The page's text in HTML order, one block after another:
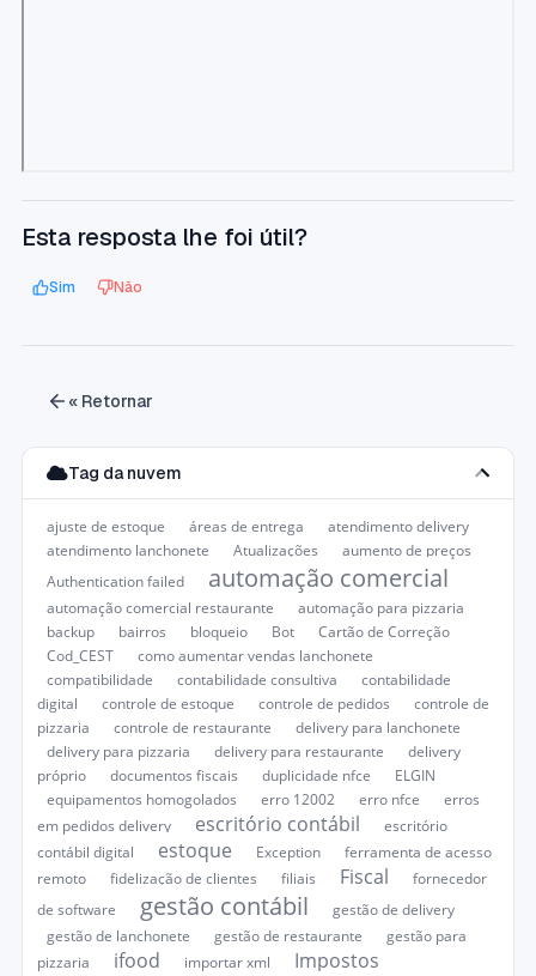
Esta resposta lhe foi útil?
Sim Não
« Retornar
Tag da nuvem
ajuste de estoque áreas de entrega
atendimento delivery
atendimento lanchonete
Atualizações
aumento de preços
Authentication failed
automação comercial
automação comercial restaurante
automação para pizzaria
backup
bairros bloqueio Bot
Cartão de Correção
Cod_CEST
como aumentar vendas lanchonete
compatibilidade
contabilidade consultiva
contabilidade
digital
controle de estoque controle de pedidos
controle de
pizzaria
controle de restaurante
delivery para lanchonete
delivery para pizzaria
delivery para restaurante
delivery
próprio
documentos fiscais duplicidade nfce
ELGIN
equipamentos homogolados
erro 12002 erro nfce
erros
em pedidos delivery
escritório contábil
escritório
contábil digital
estoque Exception
ferramenta de acesso
remoto
fidelização de clientes filiais Fiscal
fornecedor
de software
gestão contábil
gestão de delivery
gestão de lanchonete
gestão de restaurante
gestão para
pizzaria
ifood importar xml Impostos